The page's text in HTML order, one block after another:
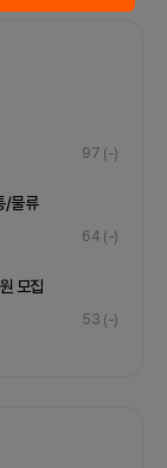
97 (-)
/물류
64 (-)
모집
53 (-)